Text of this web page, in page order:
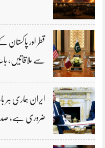
قطر اور پاکستان
سے ملاقاتیں،
ایران ہماری ہر
ضروری ہے،